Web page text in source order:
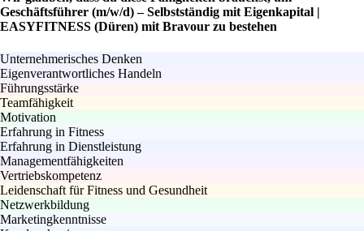
Geschäftsführer (m/w/d) – Selbstständig mit Eigenkapital |
EASYFITNESS (Düren) mit Bravour zu bestehen
Unternehmerisches Denken
Eigenverantwortliches Handeln
Führungsstärke
Teamfähigkeit
Motivation
Erfahrung in Fitness
Erfahrung in Dienstleistung
Managementfähigkeiten
Vertriebskompetenz
Leidenschaft für Fitness und Gesundheit
Netzwerkbildung
Marketingkenntnisse